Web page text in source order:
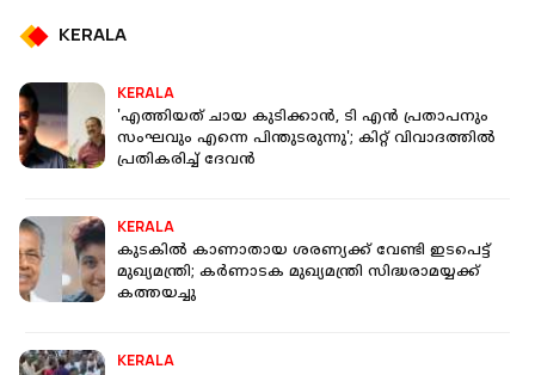
KERALA
KERALA
'എത്തിയത് ചായ കുടിക്കാൻ, ടി എൻ പ്രതാപനും
സംഘവും എന്നെ പിന്തുടരുന്നു'; കിറ്റ് വിവാദത്തിൽ
പ്രതികരിച്ച് ദേവൻ
KERALA
കുടകില്‍ കാണാതായ ശരണ്യക്ക് വേണ്ടി ഇടപെട്ട്
മുഖ്യമന്ത്രി; കര്‍ണാടക മുഖ്യമന്ത്രി സിദ്ധരാമയ്യക്ക്
കത്തയച്ചു
KERALA